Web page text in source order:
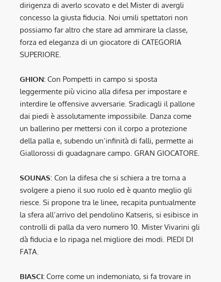
dirigenza di averlo scovato e del Mister di avergli
concesso la giusta fiducia. Noi umili spettatori non
possiamo far altro che stare ad ammirare la classe,
forza ed eleganza di un giocatore di CATEGORIA
SUPERIORE.
GHION: Con Pompetti in campo si sposta
leggermente più vicino alla difesa per impostare e
interdire le offensive avversarie. Sradicagli il pallone
dai piedi è assolutamente impossibile. Danza come
un ballerino per mettersi con il corpo a protezione
della palla e, subendo un’infinità di falli, permette ai
Giallorossi di guadagnare campo. GRAN GIOCATORE.
SOUNAS: Con la difesa che si schiera a tre torna a
svolgere a pieno il suo ruolo ed è quanto meglio gli
riesce. Si propone tra le linee, recapita puntualmente
la sfera all’arrivo del pendolino Katseris, si esibisce in
controlli di palla da vero numero 10. Mister Vivarini gli
dà fiducia e lo ripaga nel migliore dei modi. PIEDI DI
FATA.
BIASCI: Corre come un indemoniato, si fa trovare in